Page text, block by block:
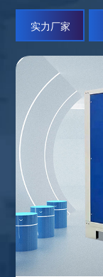
实力厂家